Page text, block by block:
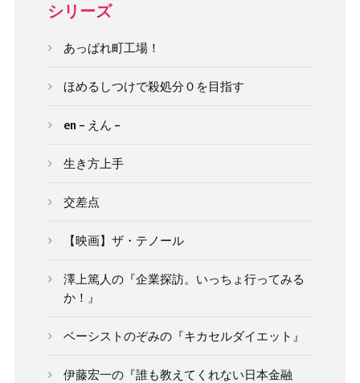
シリーズ
あっぱれ町工場！
ほめるしつけで殺処分０を目指す
en – えん –
生き方上手
交差点
【映画】ザ・テノール
澤上篤人の『企業探訪。いっちょ行ってみる
か！』
ベーシストのぞみの『キカセルダイエット』
伊藤宏一の『誰も教えてくれない日本金融